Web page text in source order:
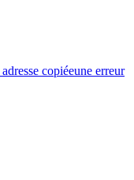
adresse copiéeune erreur